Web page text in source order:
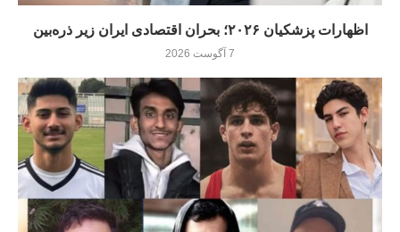
اظهارات پزشکیان ۲۰۲۶؛ بحران اقتصادی ایران زیر ذره‌بین
7 آگوست 2026